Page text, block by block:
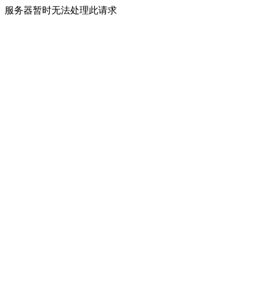
服务器暂时无法处理此请求